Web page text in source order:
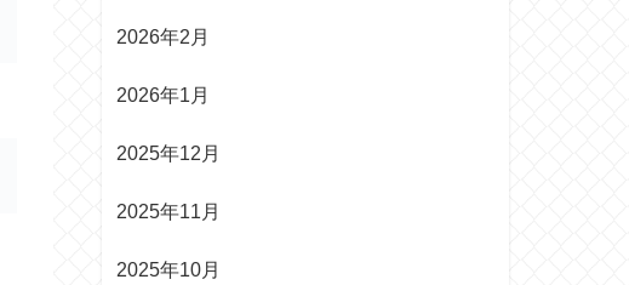
2026年2月
2026年1月
2025年12月
2025年11月
2025年10月